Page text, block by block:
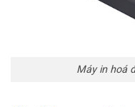
Máy in hoá